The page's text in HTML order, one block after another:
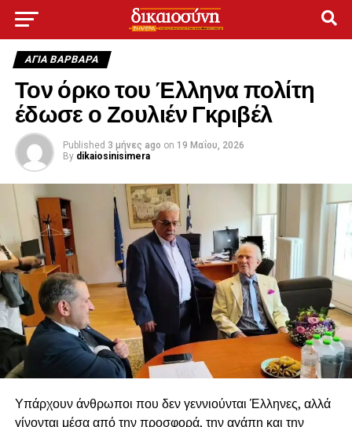
ΑΓΙΑ ΒΑΡΒΑΡΑ
Τον όρκο του Έλληνα πολίτη
έδωσε ο Ζουλιέν Γκριβέλ
Published 3 μήνες ago on 19 Μαΐου, 2026
By dikaiosinisimera
Υπάρχουν άνθρωποι που δεν γεννιούνται Έλληνες, αλλά
γίνονται μέσα από την προσφορά, την αγάπη και την